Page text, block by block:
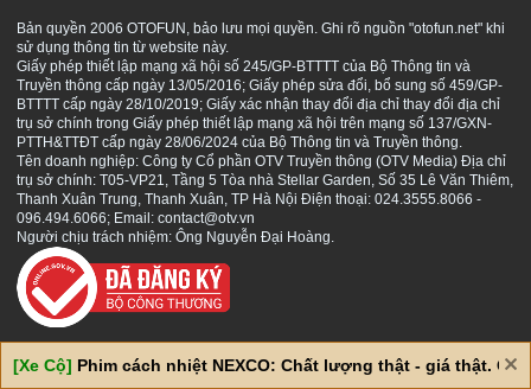
S
Bản quyền 2006 OTOFUN, bảo lưu mọi quyền. Ghi rõ nguồn "otofun.net" khi
sử dụng thông tin từ website này.
Giấy phép thiết lập mạng xã hội số 245/GP-BTTTT của Bộ Thông tin và
Truyền thông cấp ngày 13/05/2016; Giấy phép sửa đổi, bổ sung số 459/GP-
BTTTT cấp ngày 28/10/2019; Giấy xác nhận thay đổi địa chỉ thay đổi địa chỉ
trụ sở chính trong Giấy phép thiết lập mạng xã hội trên mạng số 137/GXN-
PTTH&TTĐT cấp ngày 28/06/2024 của Bộ Thông tin và Truyền thông.
Tên doanh nghiệp: Công ty Cổ phần OTV Truyền thông (OTV Media) Địa chỉ
trụ sở chính: T05-VP21, Tầng 5 Tòa nhà Stellar Garden, Số 35 Lê Văn Thiêm,
Thanh Xuân Trung, Thanh Xuân, TP Hà Nội Điện thoại: 024.3555.8066 -
096.494.6066; Email: contact@otv.vn
Người chịu trách nhiệm: Ông Nguyễn Đại Hoàng.
[Xe Cộ] Phim cách nhiệt NEXCO: Chất lượng thật - giá thật. Giá